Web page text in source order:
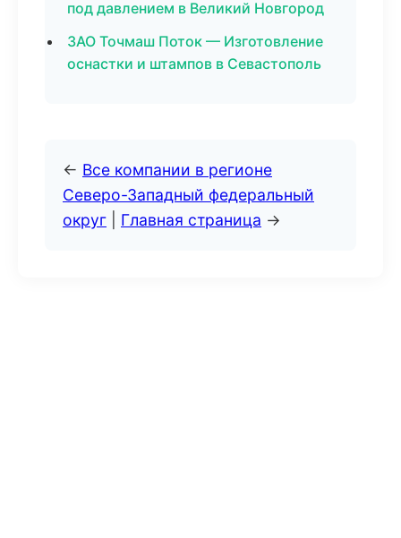
под давлением в Великий Новгород
ЗАО Точмаш Поток — Изготовление
оснастки и штампов в Севастополь
← Все компании в регионе
Северо-Западный федеральный
округ
Главная страница →